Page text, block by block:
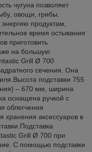
чугуна позволяет
овощи, грибы.
продуктам,
время остывания
приготовить
на большую
Grill Ø 700
сечения. Она
подставки 755
– 670 мм, ширина
оснащена ручкой с
облегчения
хранения аксессуаров в
Grill Ø 700 при
С помощью подставки